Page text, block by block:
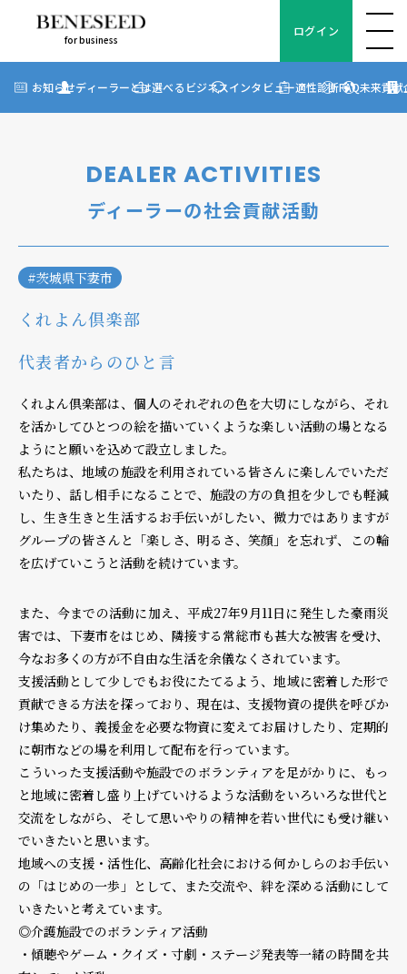
for business
お知らせ
ディーラーとは
FAQ
未来貢献
企業情報
ディーラー契約について
個人情報保護方針 個人情報の取り扱いについて
for business
ログイン
お知らせディーラーとは選べるビジネスインタビュー適性診断
? FAQ未来貢献
DEALER ACTIVITIES
ディーラーの社会貢献活動
#茨城県下妻市
くれよん倶楽部
代表者からのひと言
くれよん倶楽部は、個人のそれぞれの色を大切にしながら、それ
を活かしてひとつの絵を描いていくような楽しい活動の場となる
ようにと願いを込めて設立しました。
私たちは、地域の施設を利用されている皆さんに楽しんでいただ
いたり、話し相手になることで、施設の方の負担を少しでも軽減
し、生き生きと生活するお手伝いがしたい、微力ではありますが
グループの皆さんと「楽しさ、明るさ、笑顔」を忘れず、この輪
を広げていこうと活動を続けています。
また、今までの活動に加え、平成27年9月11日に発生した豪雨災
害では、下妻市をはじめ、隣接する常総市も甚大な被害を受け、
今なお多くの方が不自由な生活を余儀なくされています。
支援活動として少しでもお役にたてるよう、地域に密着した形で
貢献できる方法を探っており、現在は、支援物資の提供を呼びか
け集めたり、義援金を必要な物資に変えてお届けしたり、定期的
に朝市などの場を利用して配布を行っています。
こういった支援活動や施設でのボランティアを足がかりに、もっ
と地域に密着し盛り上げていけるような活動をいろいろな世代と
交流をしながら、そして思いやりの精神を若い世代にも受け継い
でいきたいと思います。
地域への支援・活性化、高齢化社会における何かしらのお手伝い
の「はじめの一歩」として、また交流や、絆を深める活動にして
いきたいと考えています。
◎介護施設でのボランティア活動
・傾聴やゲーム・クイズ・寸劇・ステージ発表等一緒の時間を共